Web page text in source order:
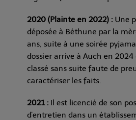
2020 (Plainte en 2022) : Une
déposée à Béthune par la
ans, suite à une soirée
dossier arrive à Auch en
classé sans suite faute de
caractériser les faits.
2021 : Il est licencié de son
d'entretien dans un